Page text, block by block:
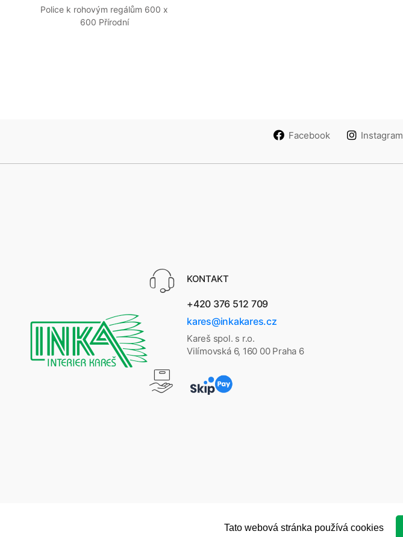
Police k rohovým regálům 600 x
600 Přírodní
Facebook Instagram
KONTAKT
+420 376 512 709
kares@inkakares.cz
Kareš spol. s r.o.
Vilímovská 6, 160 00 Praha 6
Tato webová stránka používá cookies